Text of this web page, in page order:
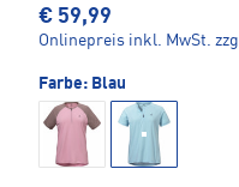
€ 59,99
Onlinepreis inkl. MwSt.
Farbe: Blau